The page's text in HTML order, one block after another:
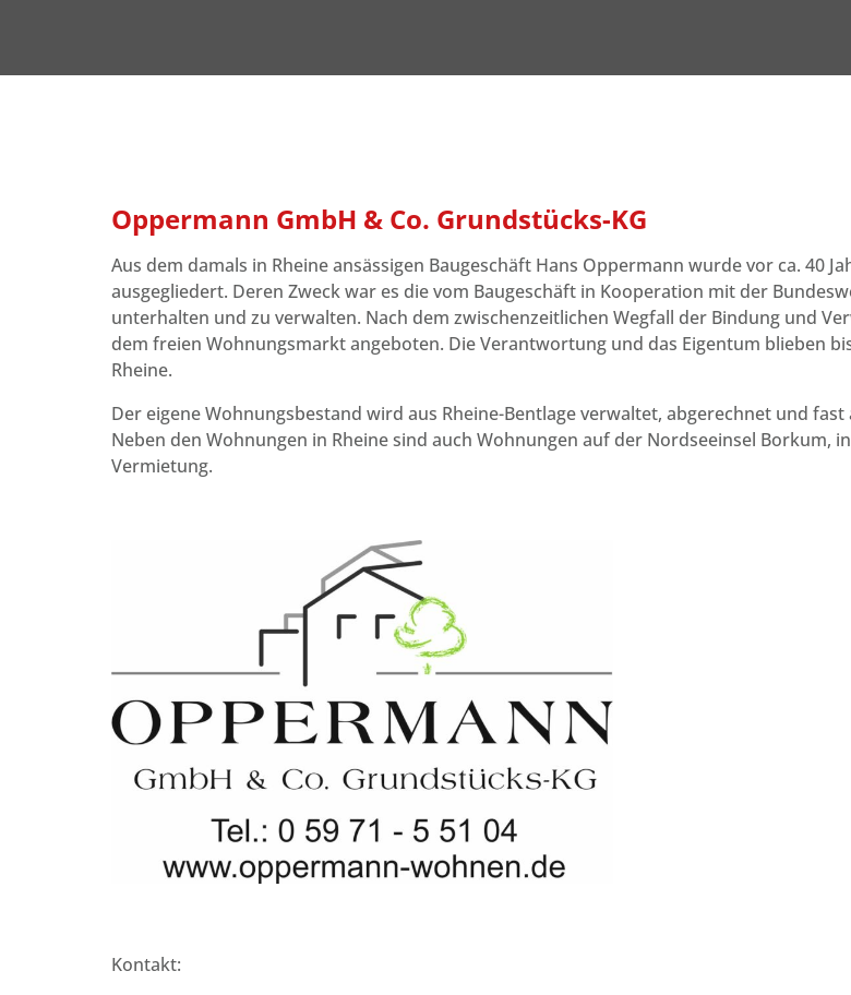
Oppermann GmbH & Co. Grundstücks-KG
Aus dem damals in Rheine ansässigen Baugeschäft Hans Oppermann wurde vor ca. 40
ausgegliedert. Deren Zweck war es die vom Baugeschäft in Kooperation mit der
unterhalten und zu verwalten. Nach dem zwischenzeitlichen Wegfall der Bindung und
dem freien Wohnungsmarkt angeboten. Die Verantwortung und das Eigentum blieben
Rheine.
Der eigene Wohnungsbestand wird aus Rheine-Bentlage verwaltet, abgerechnet und
Neben den Wohnungen in Rheine sind auch Wohnungen auf der Nordseeinsel Borkum,
Vermietung.
Kontakt: